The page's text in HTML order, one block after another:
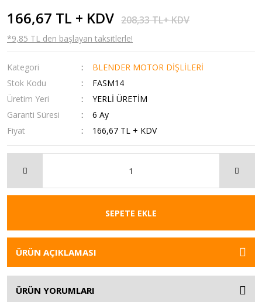
166,67 TL + KDV 208,33 TL+ KDV
*9,85 TL den başlayan taksitlerle!
Kategori
BLENDER MOTOR DİŞLİLERİ
Stok Kodu
FASM14
Üretim Yeri
YERLİ ÜRETİM
Garanti Süresi
6 Ay
Fiyat
166,67 TL + KDV
SEPETE EKLE
ÜRÜN AÇIKLAMASI
ÜRÜN YORUMLARI